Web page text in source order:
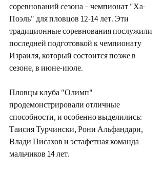
соревнований сезона – чемпионат "Ха-
Поэль" для пловцов 12-14 лет. Эти
традиционные соревнования послужили
последней подготовкой к чемпионату
Израиля, который состоится позже в
сезоне, в июне-июле.
Пловцы клуба "Олимп"
продемонстрировали отличные
способности, и особенно выделились:
Таисия Турчински, Рони Альфандари,
Влади Писахов и эстафетная команда
мальчиков 14 лет.